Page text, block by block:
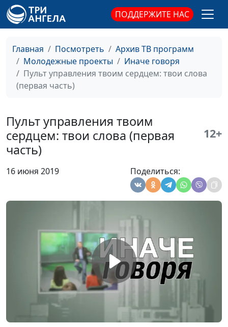
ПОДДЕРЖИТЕ НАС
Главная Посмотреть
Архив ТВ программ
Молодежные проекты
Иначе говоря
Пульт управления твоим сердцем: твои слова
(первая часть)
Пульт управления твоим
сердцем: твои слова (первая
часть)
12+
16 июня 2019 Поделиться:
Пульт управления
действия (первая
часть)
Сергей Комарницкий,
Альбина Звездина, Яна
Скурихина, Михаил
Титовский, Анна Егорова,
#151
Пульт управления
твоим сердцем:
твои слова (третья
Сергей Комарницкий,
священнослужитель,
Катаев, Анна Егорова,
Богдан Павлюк, Алёна
Караульщикова, Илья
#150
Пульт управления
твоим сердцем:
твои слова (вторая
Сергей Комарницкий,
священнослужитель,
Альбина Звездина, Яна
Скурихина, Сергей
Катаев, Анна Егорова,
Богдан Павлюк, Алёна
Караульщикова, Илья
Шерстнёв